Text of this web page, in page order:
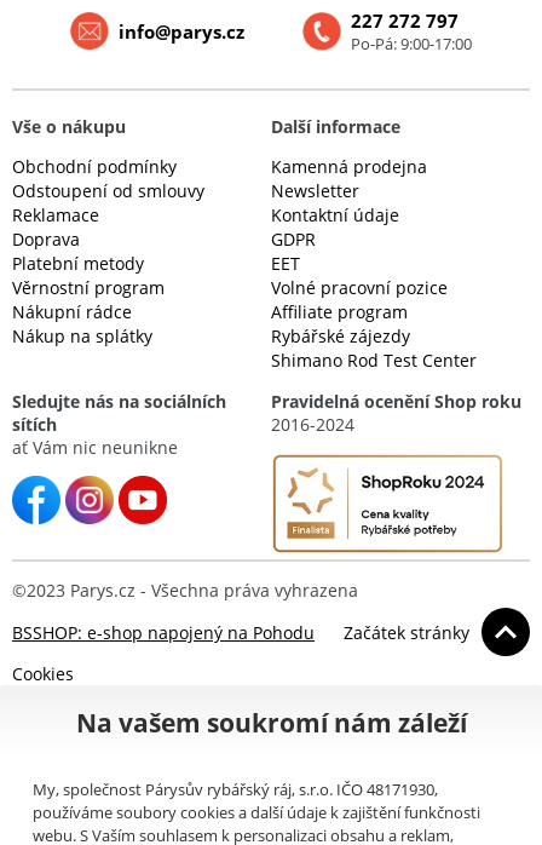
227 272 797
Po-Pá: 9:00-17:00
info@parys.cz
Vše o nákupu
Obchodní podmínky
Odstoupení od smlouvy
Reklamace
Doprava
Platební metody
Věrnostní program
Nákupní rádce
Nákup na splátky
Další informace
Kamenná prodejna
Newsletter
Kontaktní údaje
GDPR
EET
Volné pracovní pozice
Affiliate program
Rybářské zájezdy
Shimano Rod Test Center
Sledujte nás na sociálních
sítích
ať Vám nic neunikne
Pravidelná ocenění Shop roku
2016-2024
©2023 Parys.cz - Všechna práva vyhrazena
BSSHOP: e-shop napojený na Pohodu
Začátek stránky
Cookies
Na vašem soukromí nám záleží
My, společnost Párysův rybářský ráj, s.r.o. IČO 48171930,
používáme soubory cookies a další údaje k zajištění funkčnosti
webu. S Vaším souhlasem k personalizaci obsahu a reklam,